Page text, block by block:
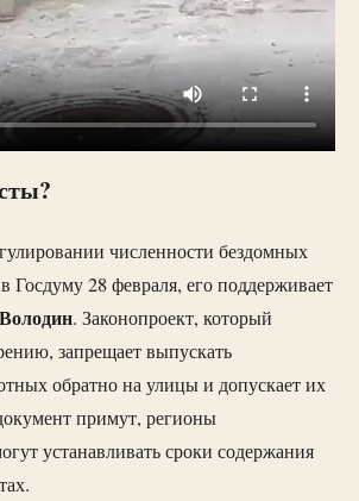
численности бездомных
Госдуму 28 февраля, его поддерживает
. Законопроект, который
запрещает выпускать
обратно на улицы и допускает их
примут, регионы
устанавливать сроки содержания